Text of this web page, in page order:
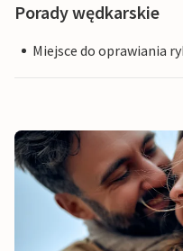
Porady wędkarskie
Miejsce do oprawiania